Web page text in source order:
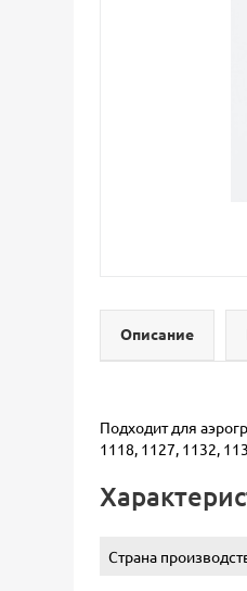
Описание
Подходит для
1118, 1127, 1132,
Страна